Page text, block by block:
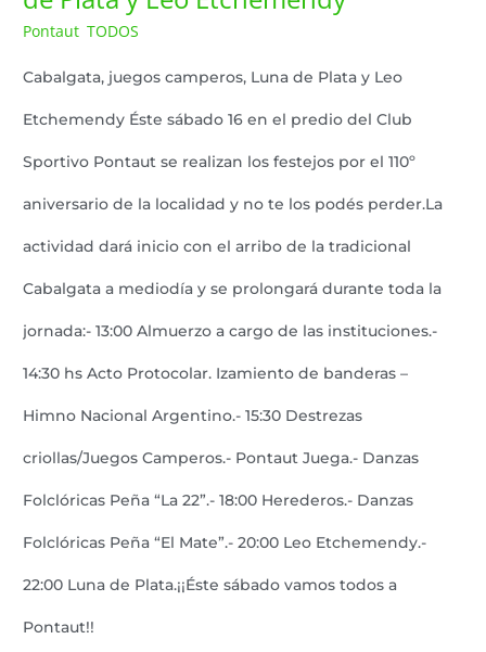
Pontaut ,TODOS
Cabalgata, juegos camperos, Luna de Plata y Leo
Etchemendy Éste sábado 16 en el predio del Club
Sportivo Pontaut se realizan los festejos por el 110º
aniversario de la localidad y no te los podés perder.La
actividad dará inicio con el arribo de la tradicional
Cabalgata a mediodía y se prolongará durante toda la
jornada:- 13:00 Almuerzo a cargo de las instituciones.-
14:30 hs Acto Protocolar. Izamiento de banderas –
Himno Nacional Argentino.- 15:30 Destrezas
criollas/Juegos Camperos.- Pontaut Juega.- Danzas
Folclóricas Peña “La 22”.- 18:00 Herederos.- Danzas
Folclóricas Peña “El Mate”.- 20:00 Leo Etchemendy.-
22:00 Luna de Plata.¡¡Éste sábado vamos todos a
Pontaut!!